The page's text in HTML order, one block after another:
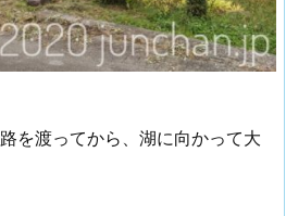
を渡ってから、湖に向かって大